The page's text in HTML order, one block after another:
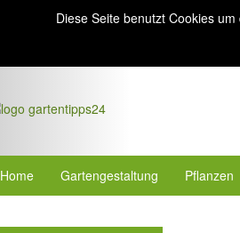
Diese Seite benutzt Cookies
Home Gartengestaltung Pflanzen